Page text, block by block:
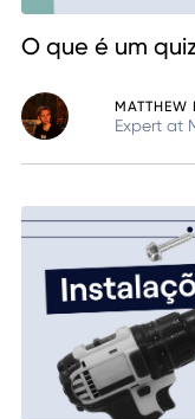
O que é um
MATTHEW
Expert at